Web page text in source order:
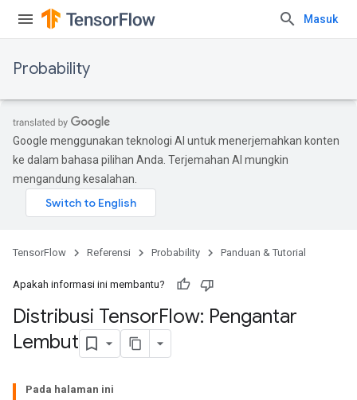
Masuk
Probability
Google menggunakan teknologi AI untuk menerjemahkan konten
ke dalam bahasa pilihan Anda. Terjemahan AI mungkin
mengandung kesalahan.
TensorFlow Referensi Probability Panduan & Tutorial
Apakah informasi ini membantu?
Distribusi TensorFlow: Pengantar
Lembut
Pada halaman ini